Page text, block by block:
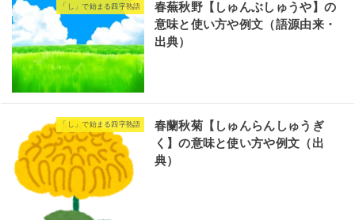
「し」で始まる四字熟語
春蕪秋野【しゅんぶしゅうや】の
意味と使い方や例文（語源由来・
出典）
「し」で始まる四字熟語
春蘭秋菊【しゅんらんしゅうぎ
く】の意味と使い方や例文（出
典）